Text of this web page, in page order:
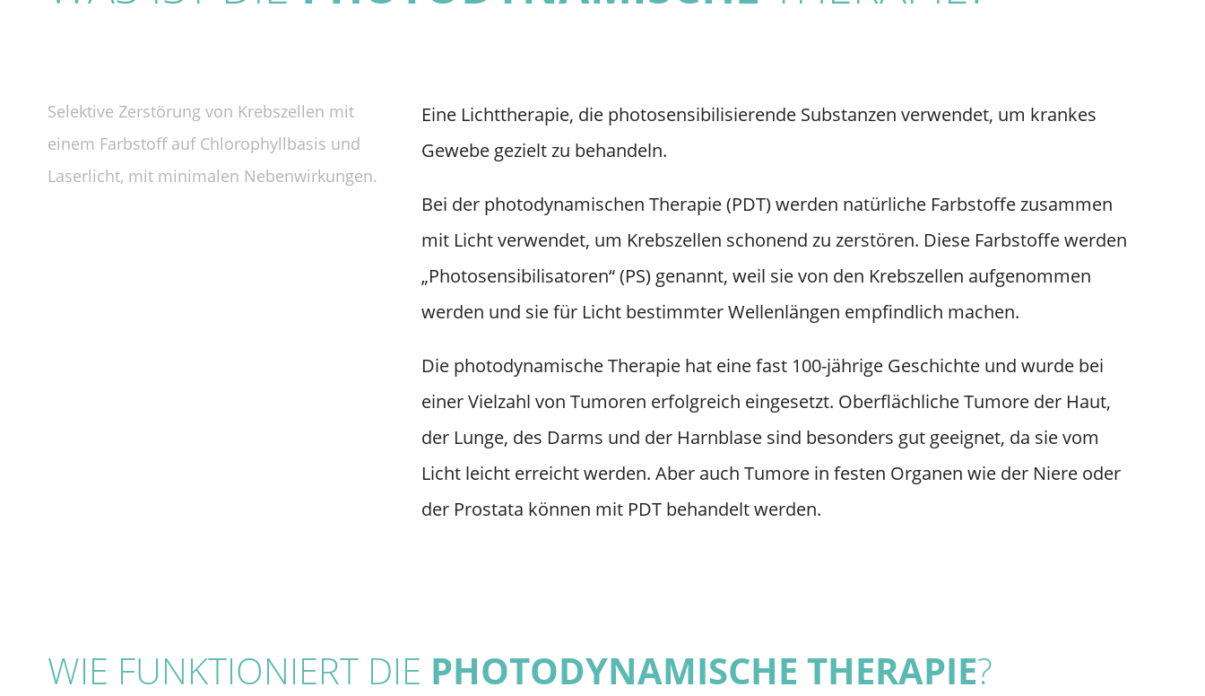
Selektive Zerstörung von Krebszellen mit
einem Farbstoff auf Chlorophyllbasis und
Laserlicht, mit minimalen Nebenwirkungen.
Eine Lichttherapie, die photosensibilisierende Substanzen verwendet, um krankes
Gewebe gezielt zu behandeln.
Bei der photodynamischen Therapie (PDT) werden natürliche Farbstoffe zusammen
mit Licht verwendet, um Krebszellen schonend zu zerstören. Diese Farbstoffe werden
„Photosensibilisatoren“ (PS) genannt, weil sie von den Krebszellen aufgenommen
werden und sie für Licht bestimmter Wellenlängen empfindlich machen.
Die photodynamische Therapie hat eine fast 100-jährige Geschichte und wurde bei
einer Vielzahl von Tumoren erfolgreich eingesetzt. Oberflächliche Tumore der Haut,
der Lunge, des Darms und der Harnblase sind besonders gut geeignet, da sie vom
Licht leicht erreicht werden. Aber auch Tumore in festen Organen wie der Niere oder
der Prostata können mit PDT behandelt werden.
WIE FUNKTIONIERT DIE PHOTODYNAMISCHE THERAPIE?